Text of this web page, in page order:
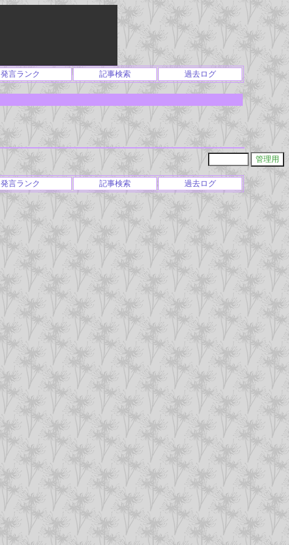
発言ランク 記事検索 過去ログ
発言ランク 記事検索 過去ログ